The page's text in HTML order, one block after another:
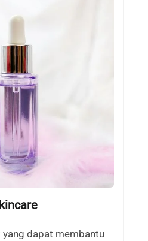
dapat membantu